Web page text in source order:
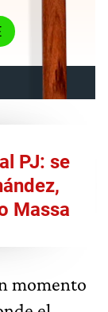
PJ: se
Massa
momento